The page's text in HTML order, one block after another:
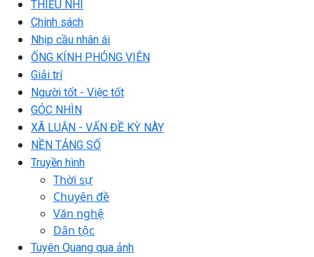
THIẾU NHI
Chính sách
Nhịp cầu nhân ái
ỐNG KÍNH PHÓNG VIÊN
Giải trí
Người tốt - Việc tốt
GÓC NHÌN
XÃ LUẬN - VẤN ĐỀ KỲ NÀY
NỀN TẢNG SỐ
Truyền hình
Thời sự
Chuyên đề
Văn nghệ
Dân tộc
Tuyên Quang qua ảnh